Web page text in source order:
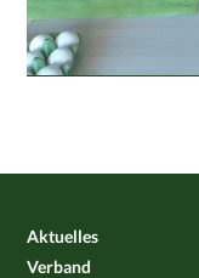
Aktuelles
Verband